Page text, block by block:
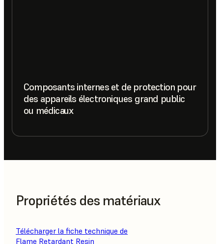
Composants internes et de protection pour
des appareils électroniques grand public
ou médicaux
Propriétés des matériaux
Télécharger la fiche technique de
Flame Retardant Resin